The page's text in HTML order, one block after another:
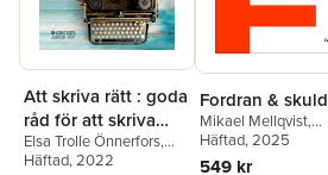
Att skriva rätt : goda
råd för att skriva
uppsats i juridik
Elsa Trolle Önnerfors,
Henrik Wenander
Häftad, 2022
Fordran & skuld
Mikael Mellqvist,
Ingemar Persson
Häftad, 2025
549 kr